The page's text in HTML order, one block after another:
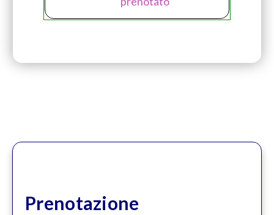
Prenotazione